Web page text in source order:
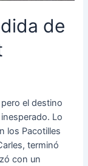
de
el destino
Lo
los Pacotilles
terminó
con un